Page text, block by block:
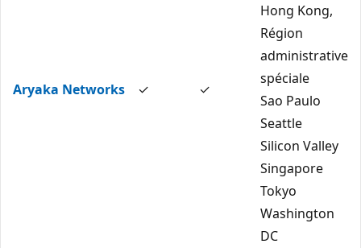
Aryaka Networks ✓ ✓
Hong Kong,
Région
administrative
spéciale
Sao Paulo
Seattle
Silicon Valley
Singapore
Tokyo
Washington
DC